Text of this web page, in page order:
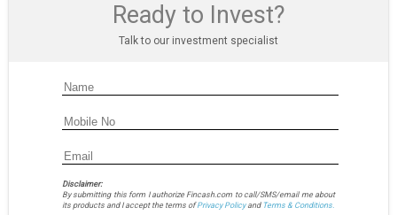
Ready to Invest?
Talk to our investment specialist
Disclaimer:
By submitting this form I authorize Fincash.com to call/SMS/email me about
its products and I accept the terms ofPrivacy Policyand Terms & Conditions.